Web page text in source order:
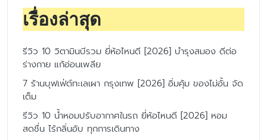
เรื่องล่าสุด
รีวิว 10 วิตามินบีรวม ยี่ห้อไหนดี [2026] บำรุงสมอง ดีต่อ
ร่างกาย แก้อ่อนเพลีย
7 ร้านบุฟเฟ่ต์ทะเลเผา กรุงเทพ [2026] อิ่มคุ้ม ของไม่อั้น จัด
เต็ม
รีวิว 10 น้ำหอมปรับอากาศในรถ ยี่ห้อไหนดี [2026] หอม
สดชื่น ไร้กลิ่นอับ ทุกการเดินทาง